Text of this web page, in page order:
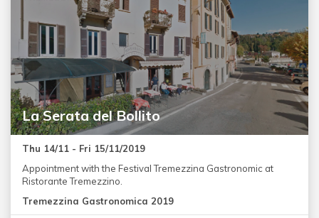
La Serata del Bollito
Thu 14/11 - Fri 15/11/2019
Appointment with the Festival Tremezzina Gastronomic at
Ristorante Tremezzino.
Tremezzina Gastronomica 2019